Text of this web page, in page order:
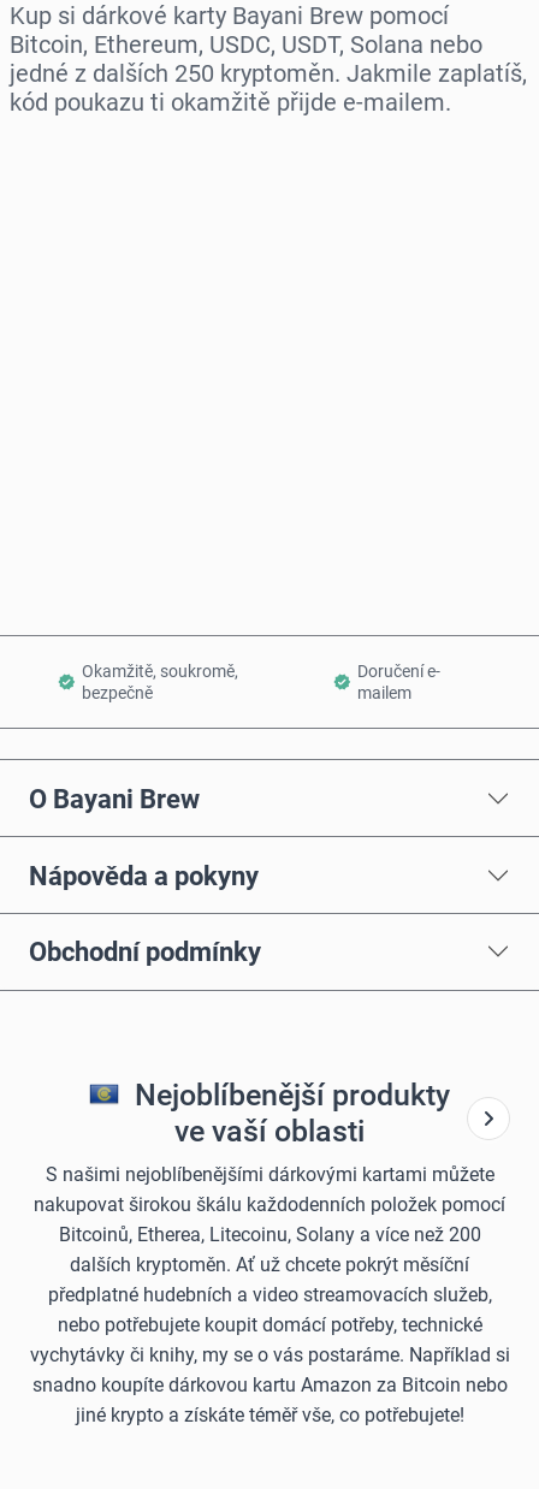
Kup si dárkové karty Bayani Brew pomocí
Bitcoin, Ethereum, USDC, USDT, Solana nebo
jedné z dalších 250 kryptoměn. Jakmile zaplatíš,
kód poukazu ti okamžitě přijde e-mailem.
Okamžitě, soukromě,
bezpečně
Doručení e-
mailem
O Bayani Brew
Nápověda a pokyny
Obchodní podmínky
Nejoblíbenější produkty
ve vaší oblasti
S našimi nejoblíbenějšími dárkovými kartami můžete
nakupovat širokou škálu každodenních položek pomocí
Bitcoinů, Etherea, Litecoinu, Solany a více než 200
dalších kryptoměn. Ať už chcete pokrýt měsíční
předplatné hudebních a video streamovacích služeb,
nebo potřebujete koupit domácí potřeby, technické
vychytávky či knihy, my se o vás postaráme. Například si
snadno koupíte dárkovou kartu Amazon za Bitcoin nebo
jiné krypto a získáte téměř vše, co potřebujete!